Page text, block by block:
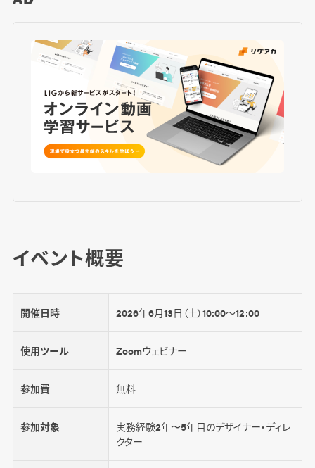
イベント概要
開催日時 2026年6月13日（土）10:00～12:00
使用ツール Zoomウェビナー
参加費 無料
参加対象
実務経験2年〜5年目のデザイナー・ディレ
クター